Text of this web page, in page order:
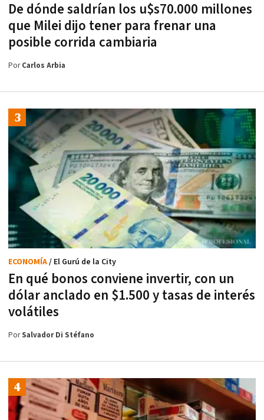
De dónde saldrían los u$s70.000 millones
que Milei dijo tener para frenar una
posible corrida cambiaria
PorCarlos Arbia
En qué bonos conviene invertir, con un
dólar anclado en $1.500 y tasas de interés
volátiles
ECONOMÍA/ El Gurú de la City
PorSalvador Di Stéfano